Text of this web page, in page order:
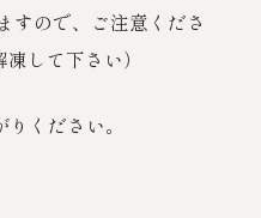
すので、ご注意くださ
して下さい）
ください。